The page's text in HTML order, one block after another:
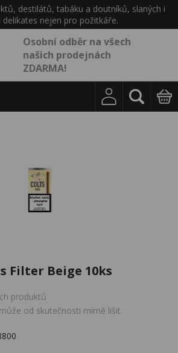
destilátů, tabáku a doutníků, slaných i
delikates nejen pro požitkáře.
Osobní odběr na všech
našich prodejnách
ZDARMA!
Filter Beige 10ks
produktů
od skutečnosti mírně lišit.